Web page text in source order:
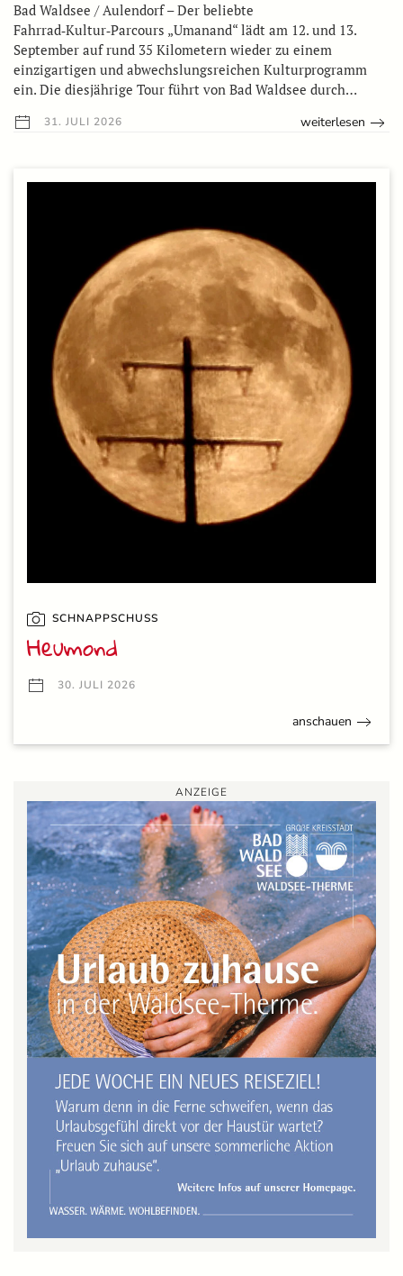
Bad Waldsee / Aulendorf – Der beliebte
Fahrrad‑Kultur‑Parcours „Umanand“ lädt am 12. und 13.
September auf rund 35 Kilometern wieder zu einem
einzigartigen und abwechslungsreichen Kulturprogramm
ein. Die diesjährige Tour führt von Bad Waldsee durch…
31. JULI 2026 weiterlesen
SCHNAPPSCHUSS
Heumond
30. JULI 2026
anschauen
ANZEIGE